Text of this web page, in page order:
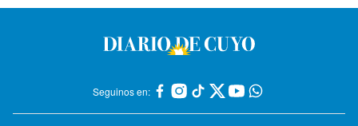
Seguinos en: